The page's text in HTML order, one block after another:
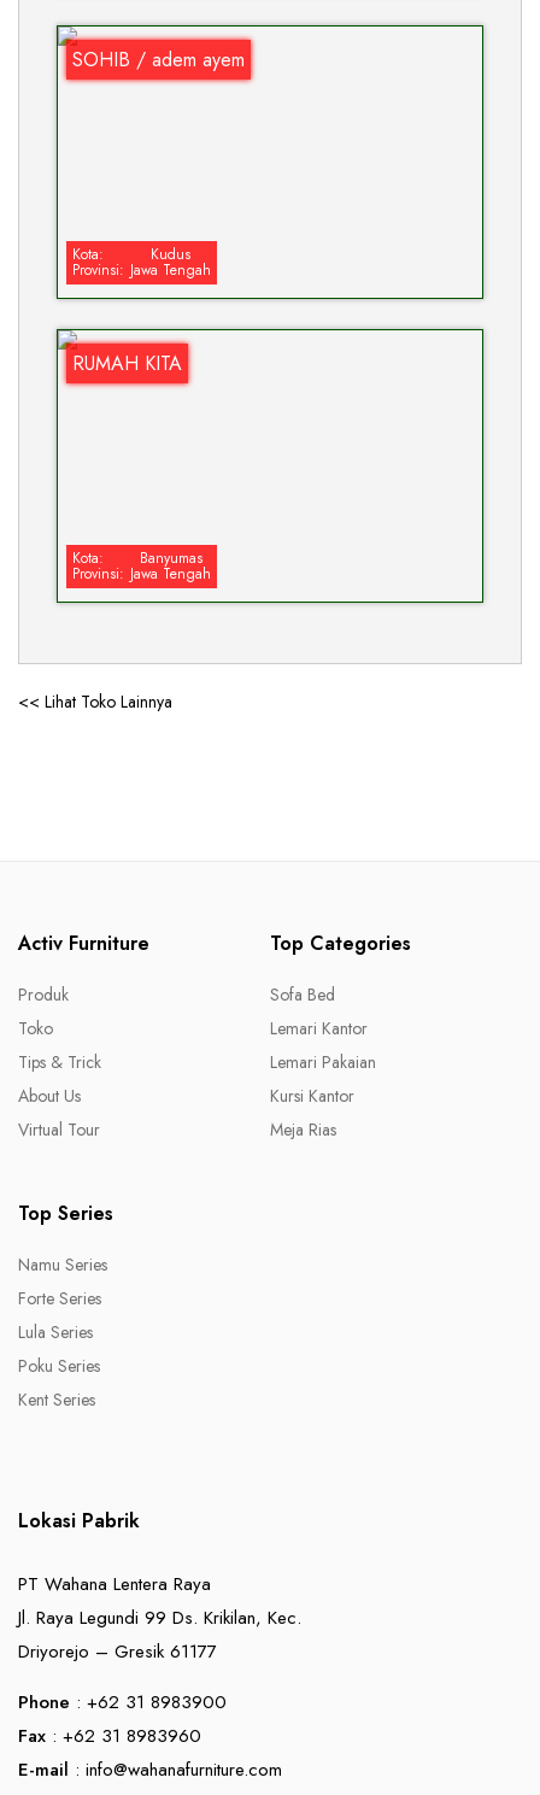
SOHIB / adem ayem
Kota: Kudus
Provinsi: Jawa Tengah
RUMAH KITA
Kota: Banyumas
Provinsi: Jawa Tengah
<< Lihat Toko Lainnya
Activ Furniture
Produk
Toko
Tips & Trick
About Us
Virtual Tour
Top Categories
Sofa Bed
Lemari Kantor
Lemari Pakaian
Kursi Kantor
Meja Rias
Top Series
Namu Series
Forte Series
Lula Series
Poku Series
Kent Series
Lokasi Pabrik
PT Wahana Lentera Raya
Jl. Raya Legundi 99 Ds. Krikilan, Kec.
Driyorejo – Gresik 61177
Phone : +62 31 8983900
Fax : +62 31 8983960
E-mail : info@wahanafurniture.com